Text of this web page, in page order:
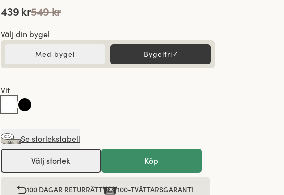
439 kr549 kr
Välj din bygel
Med bygel Bygelfri✓
Vit
Se storlekstabell
Välj storlek Köp
100 DAGAR RETURRÄTT 100-TVÄTTARSGARANTI